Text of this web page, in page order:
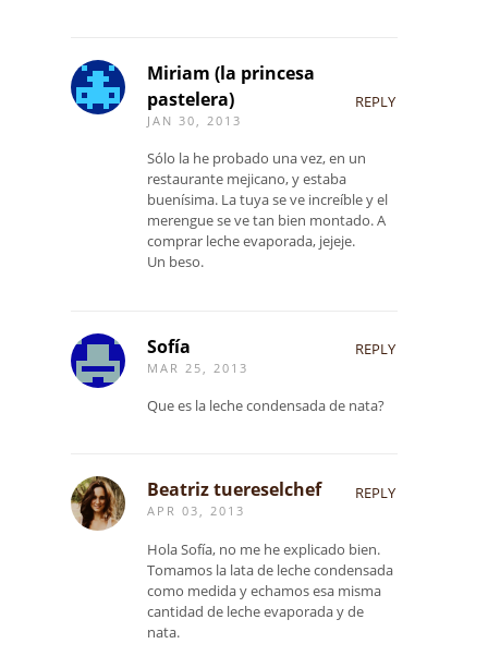
Miriam (la princesa
pastelera)
JAN 30, 2013
REPLY
Sólo la he probado una vez, en un
restaurante mejicano, y estaba
buenísima. La tuya se ve increíble y el
merengue se ve tan bien montado. A
comprar leche evaporada, jejeje.
Un beso.
Sofía
MAR 25, 2013
REPLY
Que es la leche condensada de nata?
Beatriz tuereselchef
APR 03, 2013
REPLY
Hola Sofía, no me he explicado bien.
Tomamos la lata de leche condensada
como medida y echamos esa misma
cantidad de leche evaporada y de
nata.